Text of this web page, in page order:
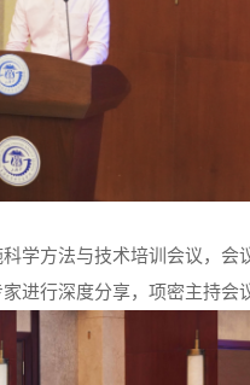
学方法与技术培训会议，会
进行深度分享，项密主持会